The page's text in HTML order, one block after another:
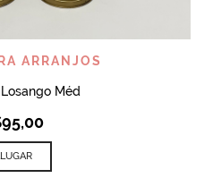
ARRANJOS
Méd
95,00